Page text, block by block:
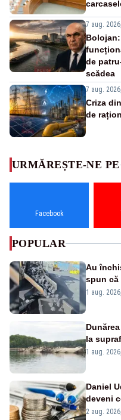
7 aug.
de
scădea
7 aug.
Criza
de
URMĂREȘTE-NE PE
Facebook
POPULAR
Au
spun că
1 aug.
la
război
1 aug.
Daniel
deveni
viitoare?
2 aug.